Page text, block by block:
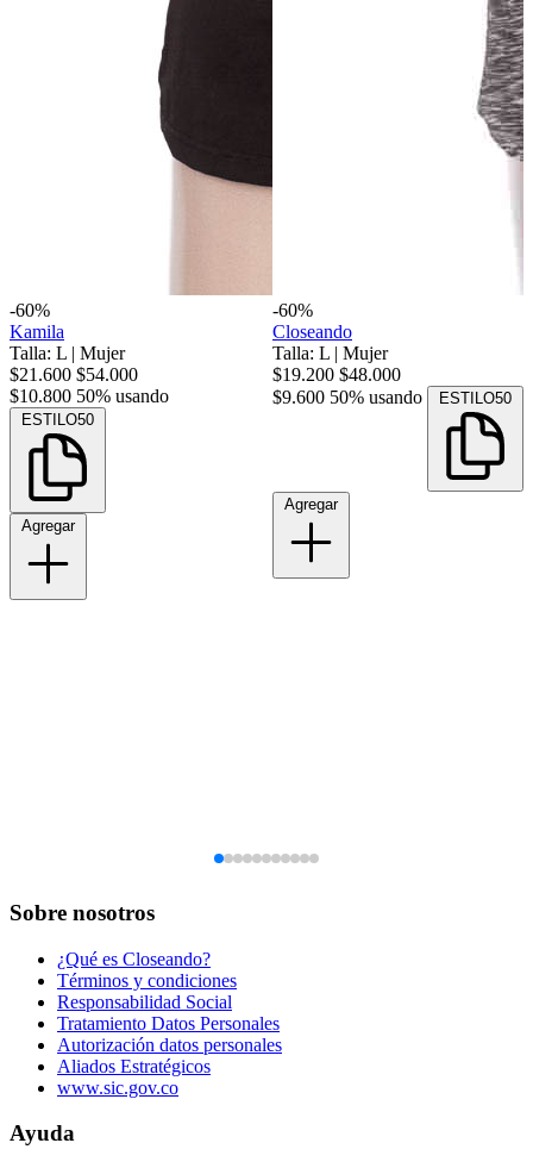
-60%
Kamila
Talla: L | Mujer
$21.600 $54.000
$10.800 50% usando
ESTILO50
Agregar
-60%
Closeando
Talla: L | Mujer
$19.200 $48.000
$9.600 50% usando ESTILO50
Agregar
Sobre nosotros
¿Qué es Closeando?
Términos y condiciones
Responsabilidad Social
Tratamiento Datos Personales
Autorización datos personales
Aliados Estratégicos
www.sic.gov.co
Ayuda